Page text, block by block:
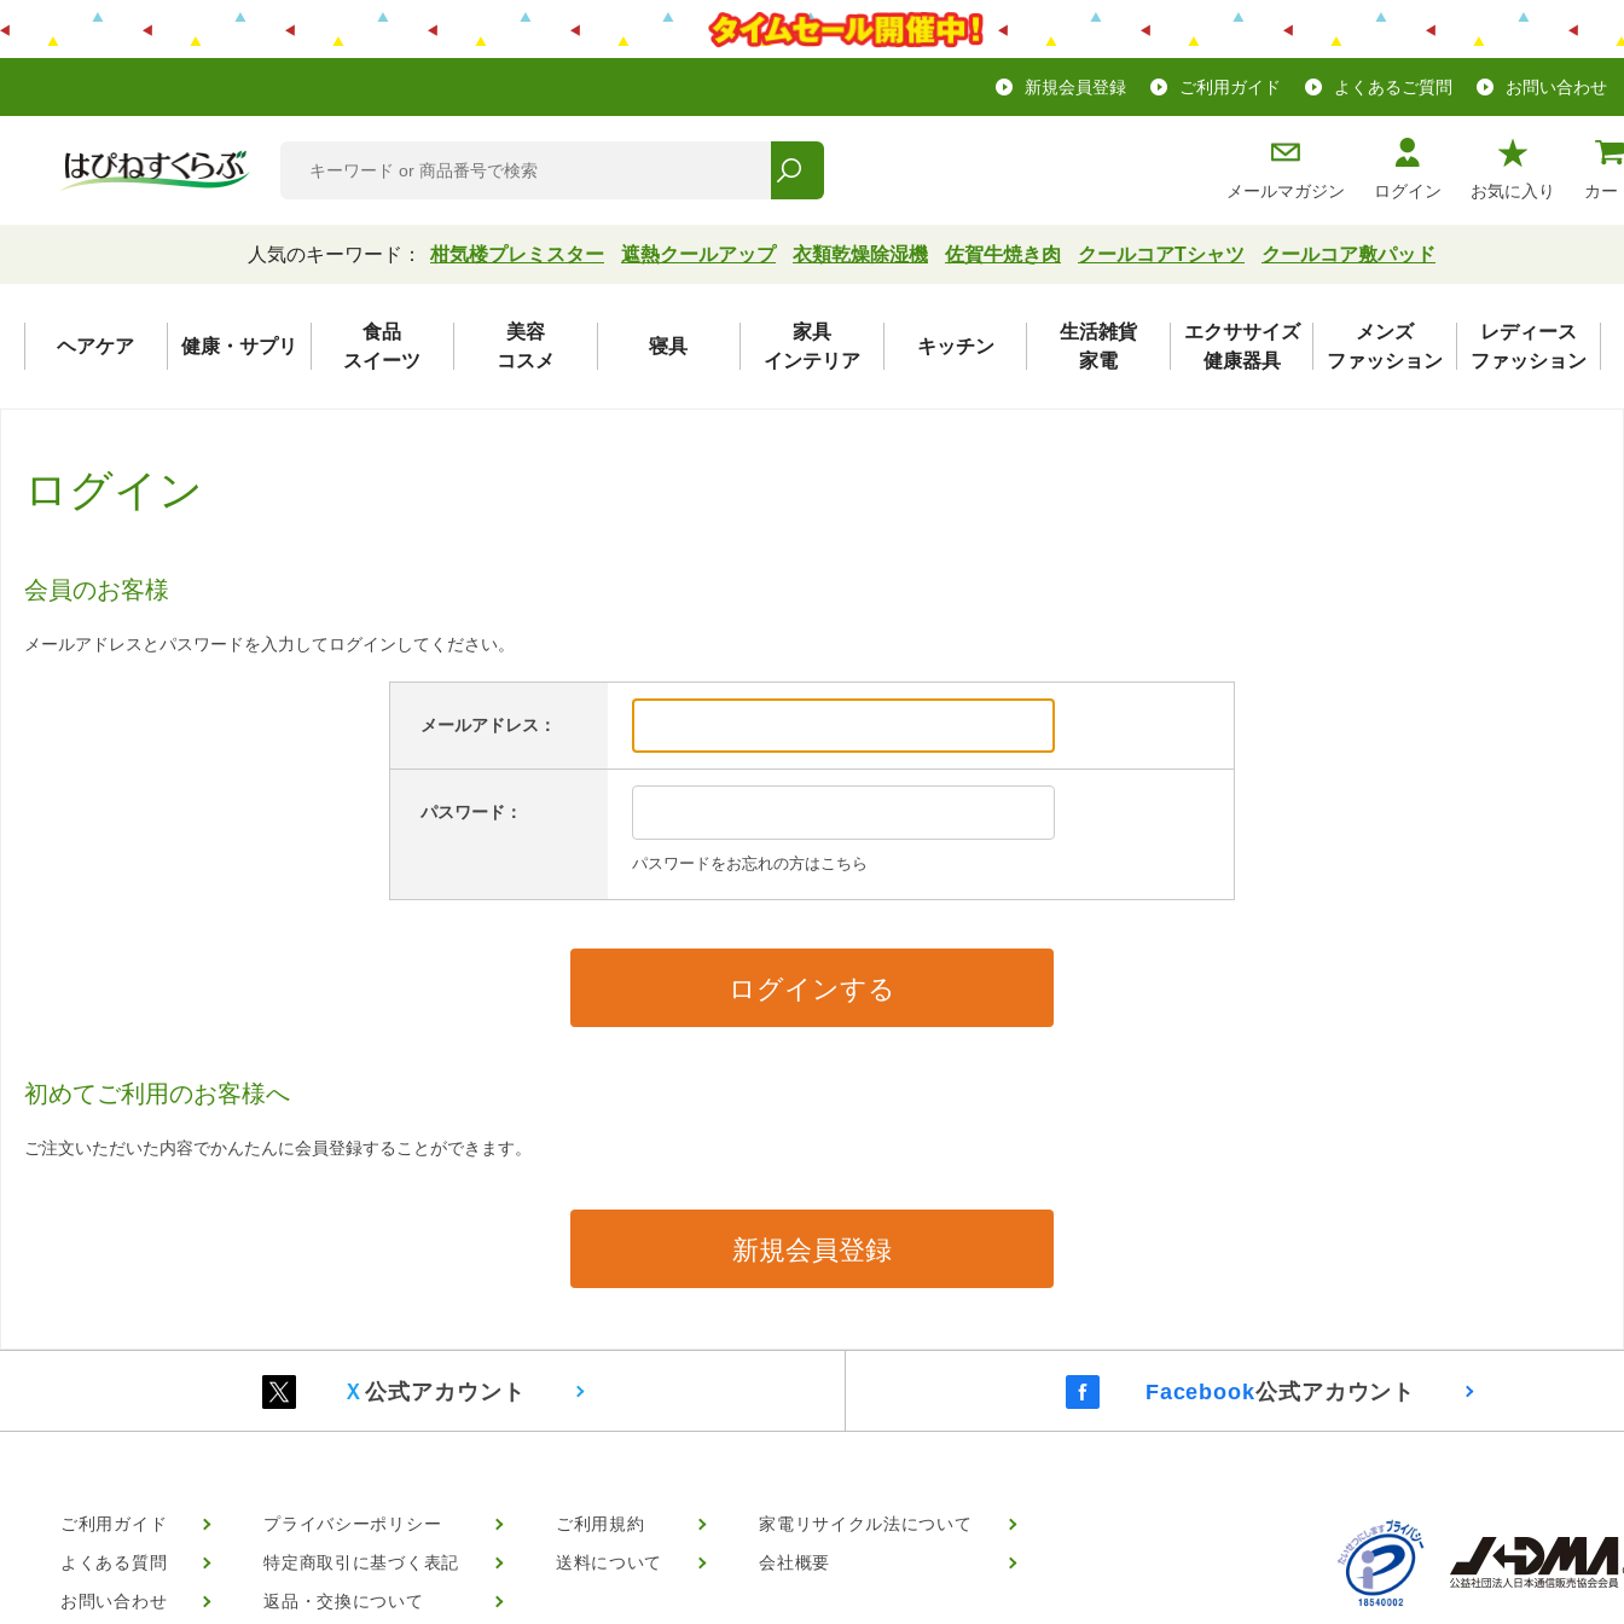
新規会員登録 ご利用ガイド よくあるご質問 お問い合わせ
メールマガジン ログイン お気に入り カー
人気のキーワード： 柑気楼プレミスター 遮熱クールアップ 衣類乾燥除湿機 佐賀牛焼き肉 クールコアTシャツ クールコア敷パッド
ヘアケア 健康・サプリ
食品
スイーツ
美容
コスメ
寝具
家具
インテリア
キッチン
生活雑貨
家電
エクササイズ
健康器具
メンズ
ファッション
レディース
ファッション
ログイン
会員のお客様
メールアドレスとパスワードを入力してログインしてください。
メールアドレス：
パスワード：
パスワードをお忘れの方はこちら
初めてご利用のお客様へ
ご注文いただいた内容でかんたんに会員登録することができます。
Ｘ公式アカウント Facebook公式アカウント
ご利用ガイド
よくある質問
お問い合わせ
プライバシーポリシー
特定商取引に基づく表記
返品・交換について
ご利用規約
送料について
家電リサイクル法について
会社概要